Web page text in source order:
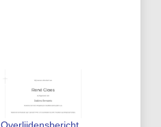
Overlijdensbericht